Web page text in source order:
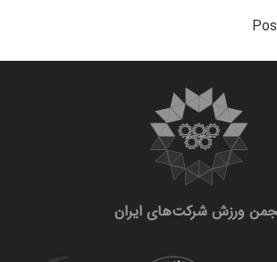
ورزش شرکت‌های ایران